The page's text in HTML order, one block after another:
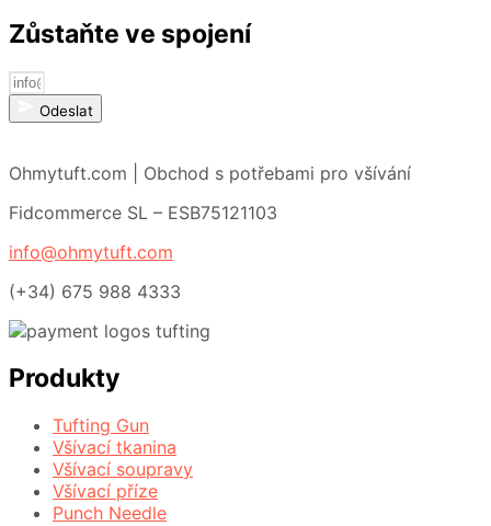
Zůstaňte ve spojení
Odeslat
Ohmytuft.com | Obchod s potřebami pro všívání
Fidcommerce SL – ESB75121103
info@ohmytuft.com
(+34) 675 988 4333
Produkty
Tufting Gun
Všívací tkanina
Všívací soupravy
Všívací příze
Punch Needle